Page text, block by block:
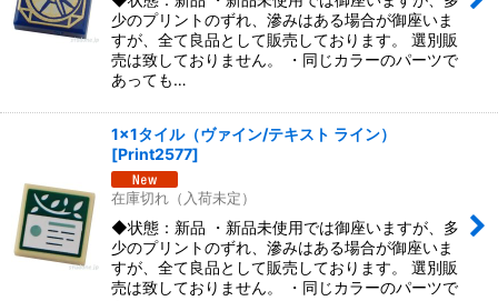
少のプリントのずれ、滲みはある場合が御座いま
すが、全て良品として販売しております。 選別販
売は致しておりません。 ・同じカラーのパーツで
あっても…
1x1タイル（ヴァイン/テキスト ライン）
[Print2577]
在庫切れ（入荷未定）
◆状態：新品 ・新品未使用では御座いますが、多
少のプリントのずれ、滲みはある場合が御座いま
すが、全て良品として販売しております。 選別販
売は致しておりません。 ・同じカラーのパーツで